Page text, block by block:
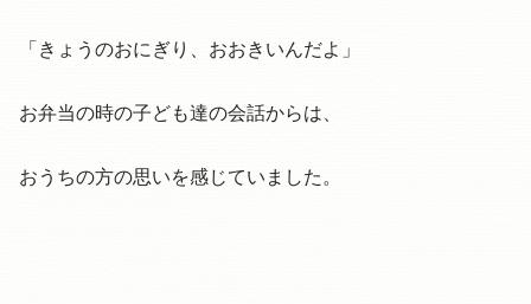
「きょうのおにぎり、おおきいんだよ」
お弁当の時の子ども達の会話からは、
おうちの方の思いを感じていました。